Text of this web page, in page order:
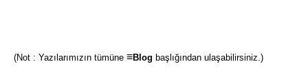
(Not : Yazılarımızın tümüne ≡Blog başlığından ulaşabilirsiniz.)